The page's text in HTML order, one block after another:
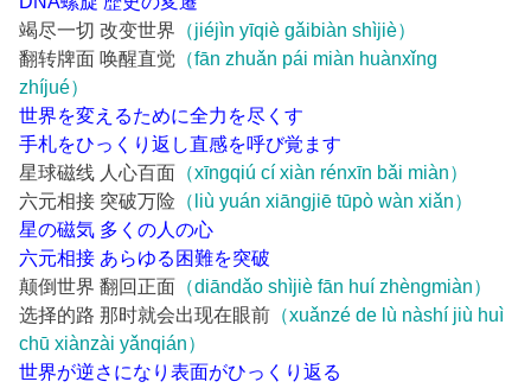
竭尽一切 改变世界 （jiéjìn yīqiè gǎibiàn shìjiè）
翻转牌面 唤醒直觉 （fān zhuǎn pái miàn huànxǐng
zhíjué）
世界を変えるために全力を尽くす
手札をひっくり返し直感を呼び覚ます
星球磁线 人心百面 （xīngqiú cí xiàn rénxīn bǎi miàn）
六元相接 突破万险 （liù yuán xiāngjiē tūpò wàn xiǎn）
星の磁気 多くの人の心
六元相接 あらゆる困難を突破
颠倒世界 翻回正面 （diāndǎo shìjiè fān huí zhèngmiàn）
选择的路 那时就会出现在眼前 （xuǎnzé de lù nàshí jiù huì
chū xiànzài yǎnqián）
世界が逆さになり表面がひっくり返る